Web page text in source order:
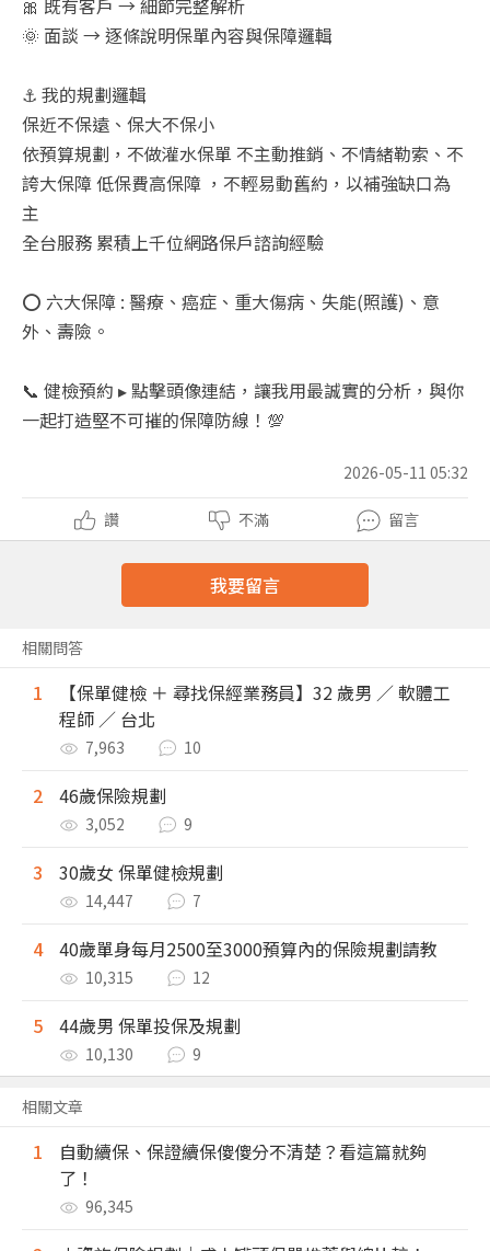
🎀 既有客戶 → 細節完整解析
🌞 面談 → 逐條說明保單內容與保障邏輯
⚓ 我的規劃邏輯
保近不保遠、保大不保小
依預算規劃，不做灌水保單 不主動推銷、不情緒勒索、不
誇大保障 低保費高保障 ，不輕易動舊約，以補強缺口為
主
全台服務 累積上千位網路保戶諮詢經驗
⭕ 六大保障 : 醫療、癌症、重大傷病、失能(照護)、意
外、壽險。
📞 健檢預約 ▸ 點擊頭像連結，讓我用最誠實的分析，與你
一起打造堅不可摧的保障防線！💯
2026-05-11 05:32
讚 不滿 留言
我要留言
相關問答
1
【保單健檢 ＋ 尋找保經業務員】32 歲男 ／ 軟體工
程師 ／ 台北
7,963 10
2 46歲保險規劃
3,052 9
3 30歲女 保單健檢規劃
14,447 7
4 40歲單身每月2500至3000預算內的保險規劃請教
10,315 12
5 44歲男 保單投保及規劃
10,130 9
相關文章
1
自動續保、保證續保傻傻分不清楚？看這篇就夠
了！
96,345